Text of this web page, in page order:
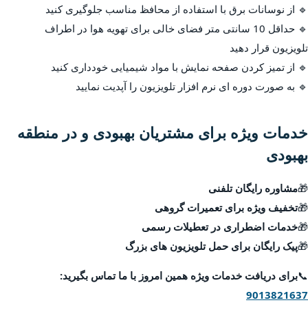
🔹 از نوسانات برق با استفاده از محافظ مناسب جلوگیری کنید
🔹 حداقل 10 سانتی متر فضای خالی برای تهویه هوا در اطراف
تلویزیون قرار دهید
🔹 از تمیز کردن صفحه نمایش با مواد شیمیایی خودداری کنید
🔹 به صورت دوره ای نرم افزار تلویزیون را آپدیت نمایید
خدمات ویژه برای مشتریان بهبودی و در منطقه
بهبودی
🎁مشاوره رایگان تلفنی
🎁تخفیف ویژه برای تعمیرات گروهی
🎁خدمات اضطراری در تعطیلات رسمی
🎁پیک رایگان برای حمل تلویزیون های بزرگ
📞برای دریافت خدمات ویژه همین امروز با ما تماس بگیرید:
9013821637